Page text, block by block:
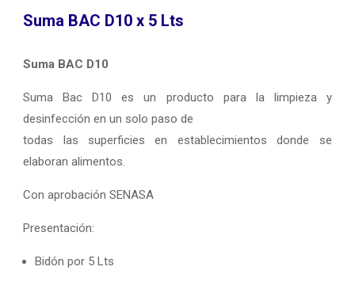
Suma BAC D10 x 5 Lts
Suma BAC D10
Suma Bac D10 es un producto para la limpieza y
desinfección en un solo paso de
todas las superficies en establecimientos donde se
elaboran alimentos.
Con aprobación SENASA
Presentación:
Bidón por 5 Lts